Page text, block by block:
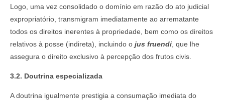
Logo, uma vez consolidado o domínio em razão do ato judicial
expropriatório, transmigram imediatamente ao arrematante
todos os direitos inerentes à propriedade, bem como os direitos
relativos à posse (indireta), incluindo o jus fruendi , que lhe
assegura o direito exclusivo à percepção dos frutos civis.
3.2. Doutrina especializada
A doutrina igualmente prestigia a consumação imediata do